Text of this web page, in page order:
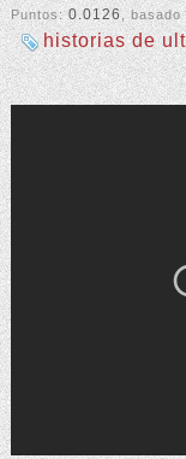
Puntos:0.0126, basado
historias de